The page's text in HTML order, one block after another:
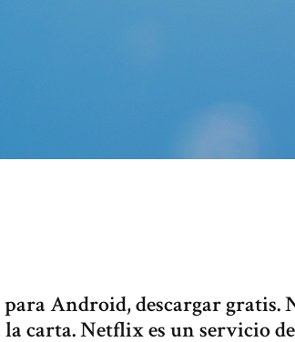
Android, descargar gratis.
la carta. Netflix es un servicio